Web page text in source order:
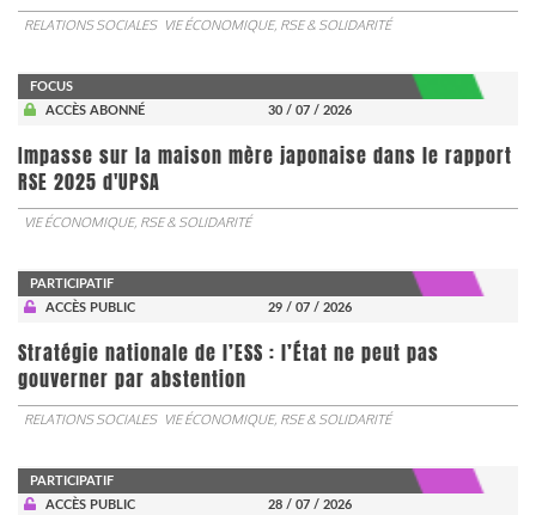
RELATIONS SOCIALES VIE ÉCONOMIQUE, RSE & SOLIDARITÉ
FOCUS
ACCÈS ABONNÉ
30 / 07 / 2026
Impasse sur la maison mère japonaise dans le rapport
RSE 2025 d'UPSA
VIE ÉCONOMIQUE, RSE & SOLIDARITÉ
PARTICIPATIF
ACCÈS PUBLIC
29 / 07 / 2026
Stratégie nationale de l’ESS : l’État ne peut pas
gouverner par abstention
RELATIONS SOCIALES VIE ÉCONOMIQUE, RSE & SOLIDARITÉ
PARTICIPATIF
ACCÈS PUBLIC
28 / 07 / 2026